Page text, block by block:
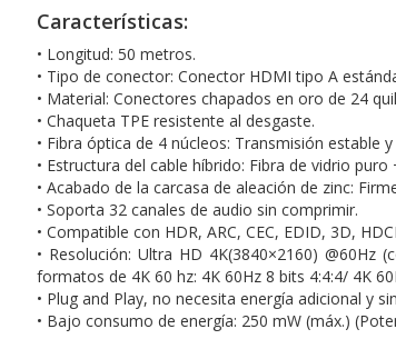
Características:
• Longitud: 50 metros.
• Tipo de conector: Conector HDMI tipo A
• Material: Conectores chapados en oro de 24
• Chaqueta TPE resistente al desgaste.
• Fibra óptica de 4 núcleos: Transmisión estable
• Estructura del cable híbrido: Fibra de vidrio
• Acabado de la carcasa de aleación de zinc:
• Soporta 32 canales de audio sin comprimir.
• Compatible con HDR, ARC, CEC, EDID, 3D,
• Resolución: Ultra HD 4K(3840×2160)
formatos de 4K 60 hz: 4K 60Hz 8 bits 4:4:4/ 4K
• Plug and Play, no necesita energía adicional y
• Bajo consumo de energía: 250 mW (máx.)